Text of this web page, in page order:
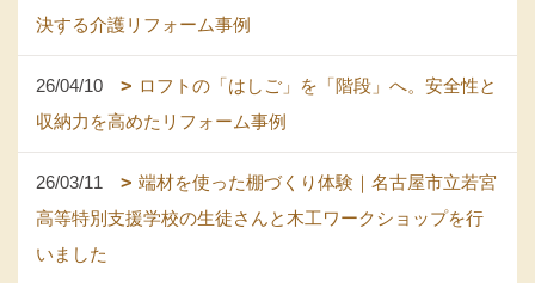
決する介護リフォーム事例
26/04/10
ロフトの「はしご」を「階段」へ。安全性と
収納力を高めたリフォーム事例
26/03/11
端材を使った棚づくり体験｜名古屋市立若宮
高等特別支援学校の生徒さんと木工ワークショップを行
いました